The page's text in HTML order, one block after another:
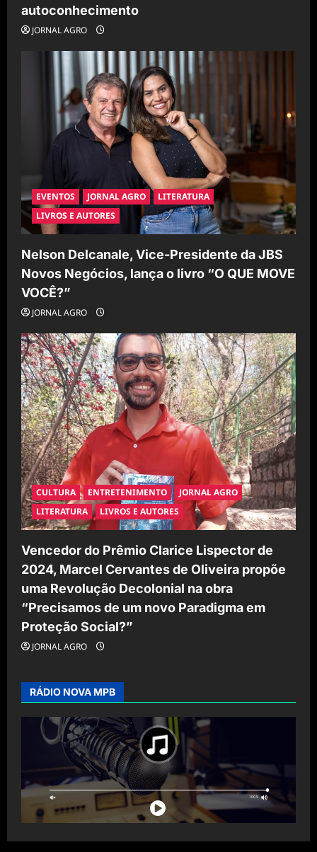
autoconhecimento
JORNAL AGRO
EVENTOS JORNAL AGRO
LITERATURA
LIVROS E AUTORES
Nelson Delcanale, Vice-Presidente da JBS
Novos Negócios, lança o livro “O QUE MOVE
VOCÊ?”
JORNAL AGRO
CULTURA ENTRETENIMENTO
JORNAL AGRO
LITERATURA
LIVROS E AUTORES
Vencedor do Prêmio Clarice Lispector de
2024, Marcel Cervantes de Oliveira propõe
uma Revolução Decolonial na obra
“Precisamos de um novo Paradigma em
Proteção Social?”
JORNAL AGRO
RÁDIO NOVA MPB